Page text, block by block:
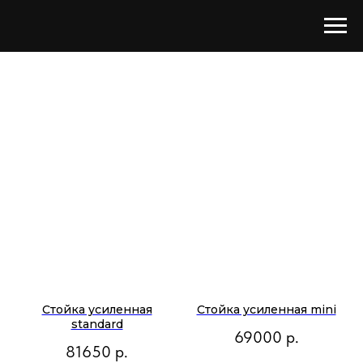
Стойка усиленная
standard
81650 р.
Стойка усиленная mini
69000 р.